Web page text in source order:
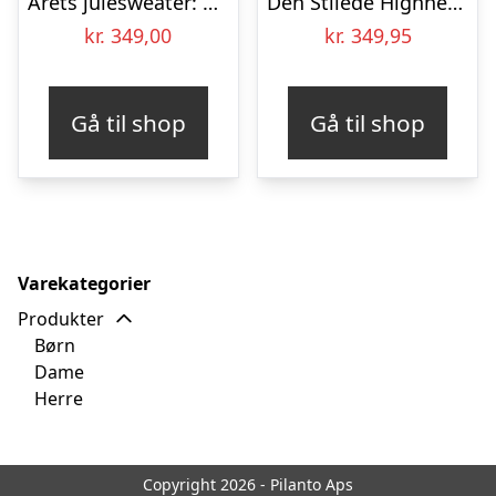
kr. 349,00
Gå til shop
kr. 349,95
Gå til shop
Varekategorier
Produkter
Børn
Dame
Herre
Copyright 2026 - Pilanto Aps